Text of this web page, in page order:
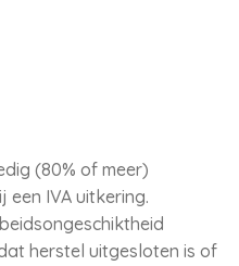
(80% of meer)
IVA uitkering.
herstel uitgesloten is of